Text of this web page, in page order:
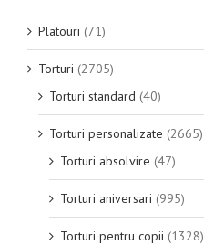
Platouri (71)
Torturi (2705)
Torturi standard (40)
Torturi personalizate (2665)
Torturi absolvire (47)
Torturi aniversari (995)
Torturi pentru copii (1328)